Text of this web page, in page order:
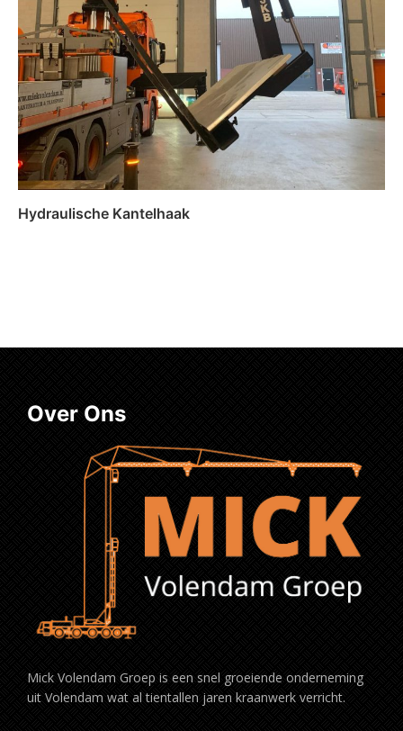
Hydraulische Kantelhaak
Over Ons
Mick Volendam Groep is een snel groeiende onderneming
uit Volendam wat al tientallen jaren kraanwerk verricht.